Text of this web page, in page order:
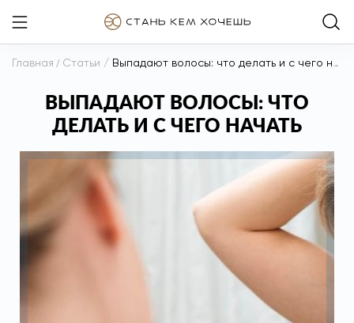
Главная / Статьи / Выпадают волосы: что делать и с чего начать
ВЫПАДАЮТ ВОЛОСЫ: ЧТО
ДЕЛАТЬ И С ЧЕГО НАЧАТЬ